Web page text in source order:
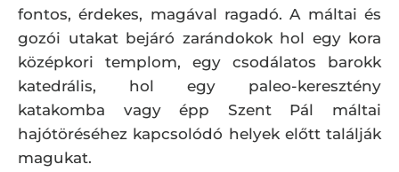
fontos, érdekes, magával ragadó. A máltai és
gozói utakat bejáró zarándokok hol egy kora
középkori templom, egy csodálatos barokk
katedrális, hol egy paleo-keresztény
katakomba vagy épp Szent Pál máltai
hajótöréséhez kapcsolódó helyek előtt találják
magukat.